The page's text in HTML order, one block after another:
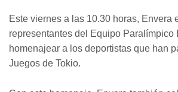
Este viernes a las 10.30 horas, Envera
representantes del Equipo Paralímpico
homenajear a los deportistas que han
Juegos de Tokio.